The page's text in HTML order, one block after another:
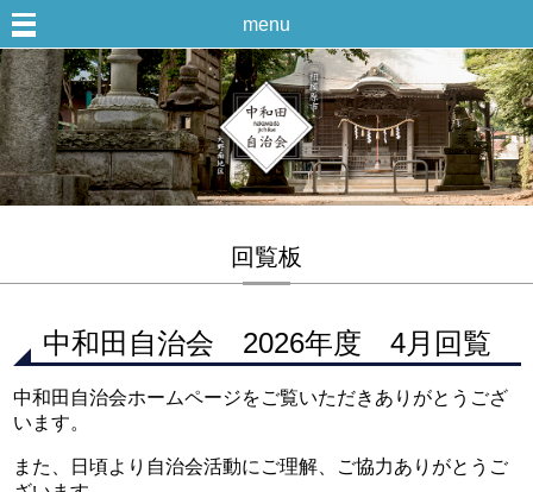
menu
回覧板
中和田自治会 2026年度 4月回覧
中和田自治会ホームページをご覧いただきありがとうござ
います。
また、日頃より自治会活動にご理解、ご協力ありがとうご